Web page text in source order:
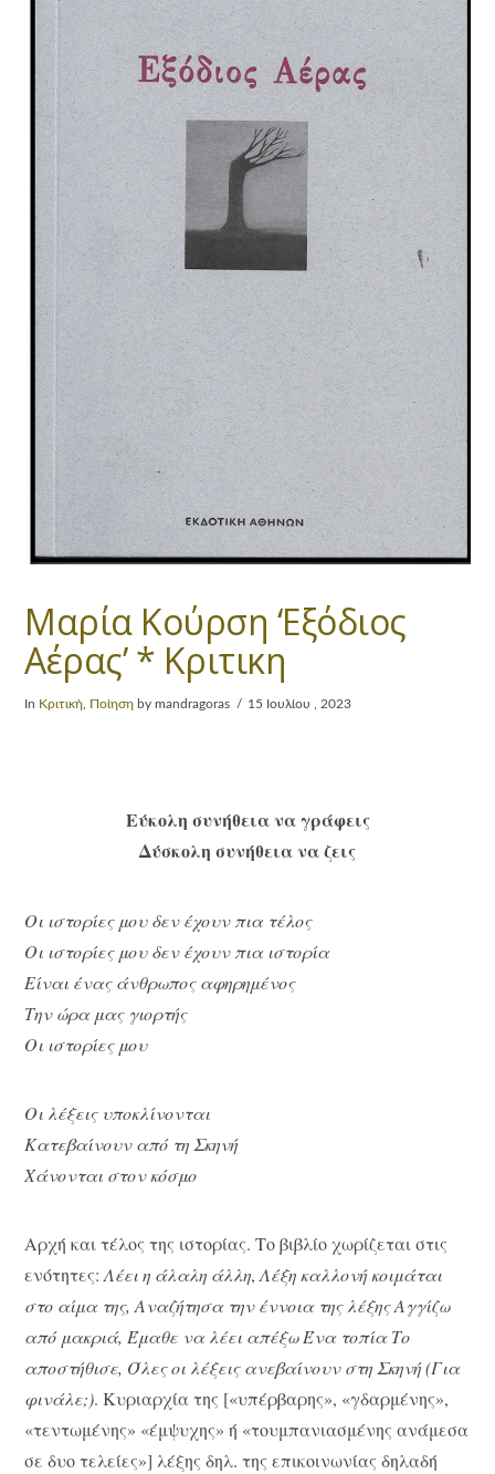
Μαρία Κούρση ‘Εξόδιος
Αέρας’ * Κριτικη
In Κριτική Ποίηση by mandragoras 15 Ιουλίου , 2023
Εύκολη συνήθεια να γράφεις
Δύσκολη συνήθεια να ζεις
Οι ιστορίες μου δεν έχουν πια τέλος
Οι ιστορίες μου δεν έχουν πια ιστορία
Είναι ένας άνθρωπος αφηρημένος
Την ώρα μας γιορτής
Οι ιστορίες μου
Οι λέξεις υποκλίνονται
Κατεβαίνουν από τη Σκηνή
Χάνονται στον κόσμο
Αρχή και τέλος της ιστορίας. Το βιβλίο χωρίζεται στις
ενότητες:Λέει η άλαλη άλλη,Λέξη καλλονή κοιμάται
στο αίμα της, Αναζήτησα την έννοια της λέξης Αγγίζω
από μακριά, Έμαθε να λέει απέξω Ένα τοπία Το
αποστήθισε, Όλες οι λέξεις ανεβαίνουν στη Σκηνή (Για
φινάλε;). Κυριαρχία της [«υπέρβαρης», «γδαρμένης»,
«τεντωμένης» «έμψυχης» ή «τουμπανιασμένης ανάμεσα
σε δυο τελείες»] λέξης δηλ. της επικοινωνίας δηλαδή